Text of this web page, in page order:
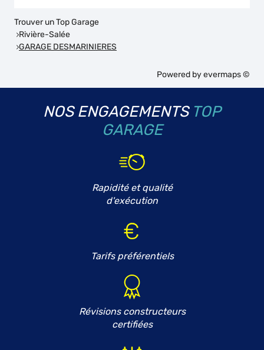
Trouver un Top Garage
Rivière-Salée
GARAGE DESMARINIERES
Powered byevermaps ©
NOS ENGAGEMENTS TOP
GARAGE
Rapidité et qualité
d'exécution
Tarifs préférentiels
Révisions constructeurs
certifiées